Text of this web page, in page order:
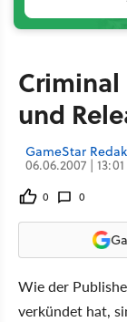
und
GameStar
06.06.2007 |
0 0
Wie der
verkündet hat,